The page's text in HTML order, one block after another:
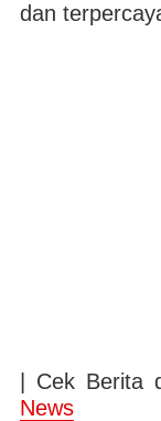
dan
| Cek Berita
News